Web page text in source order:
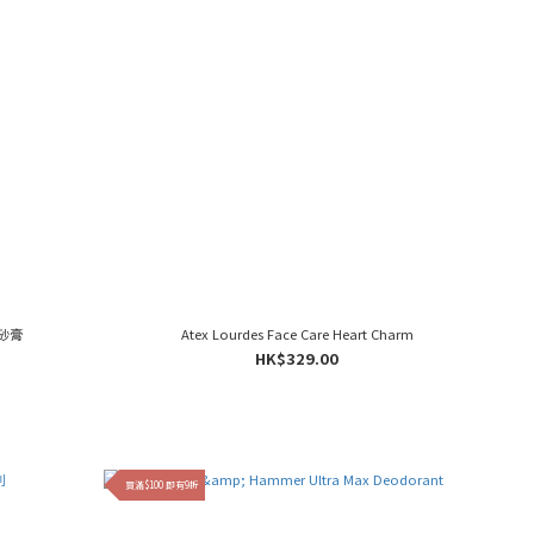
膏 Atex Lourdes Face Care Heart Charm
HK$329.00
買滿$100 即有9折